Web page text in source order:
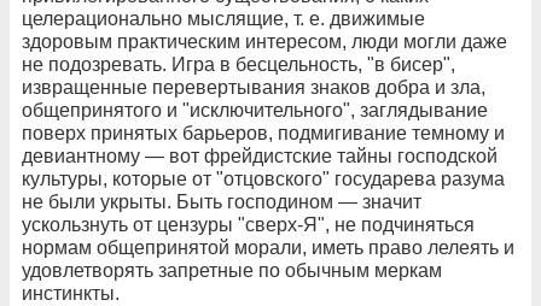
целерационально мыслящие, т. е. движимые
здоровым практическим интересом, люди могли даже
не подозревать. Игра в бесцельность, "в бисер",
извращенные перевертывания знаков добра и зла,
общепринятого и "исключительного", заглядывание
поверх принятых барьеров, подмигивание темному и
девиантному — вот фрейдистские тайны господской
культуры, которые от "отцовского" государева разума
не были укрыты. Быть господином — значит
ускользнуть от цензуры "сверх-Я", не подчиняться
нормам общепринятой морали, иметь право лелеять и
удовлетворять запретные по обычным меркам
инстинкты.